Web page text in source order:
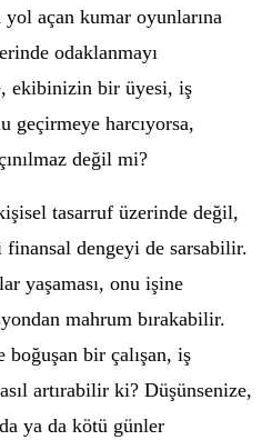
yol açan kumar oyunlarına
odaklanmayı
ekibinizin bir üyesi, iş
geçirmeye harcıyorsa,
değil mi?
tasarruf üzerinde değil,
finansal dengeyi de sarsabilir.
yaşaması, onu işine
mahrum bırakabilir.
bir çalışan, iş
artırabilir ki? Düşünsenize,
ya da kötü günler